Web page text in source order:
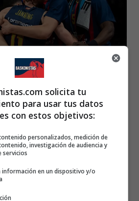
Ramos
Europa. Euroliga.
20
solicita tu
para usar tus datos
con estos objetivos:
personalizados, medición de
investigación de audiencia y
servicios
información en un dispositivo y/o